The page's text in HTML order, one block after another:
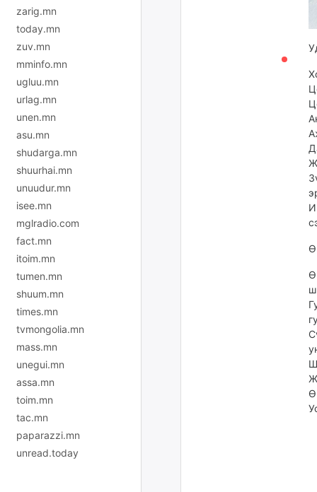
zarig.mn
today.mn
zuv.mn
mminfo.mn
ugluu.mn
urlag.mn
unen.mn
asu.mn
shudarga.mn
shuurhai.mn
unuudur.mn
isee.mn
mglradio.com
fact.mn
itoim.mn
tumen.mn
shuum.mn
times.mn
tvmongolia.mn
mass.mn
unegui.mn
assa.mn
toim.mn
tac.mn
paparazzi.mn
unread.today